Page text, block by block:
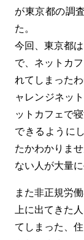
が東京都の調
た。
今回、東京都
で、ネットカ
れてしまった
ャレンジネッ
ットカフェで
できるように
たかわかりま
ない人が大量
また非正規労
上に出てきた
てしまった、